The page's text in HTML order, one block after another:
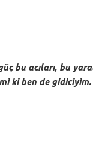
bu acıları, bu
ki ben de gidiciyim.